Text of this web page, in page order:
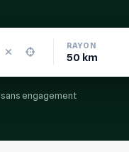
RAYON
, sans engagement